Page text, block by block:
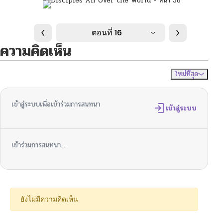
ตอนที่ 16
ความคิดเห็น
ใหม่ที่สุด
เข้าสู่ระบบเพื่อเข้าร่วมการสนทนา เข้าสู่ระบบ
เข้าร่วมการสนทนา...
ยังไม่มีความคิดเห็น